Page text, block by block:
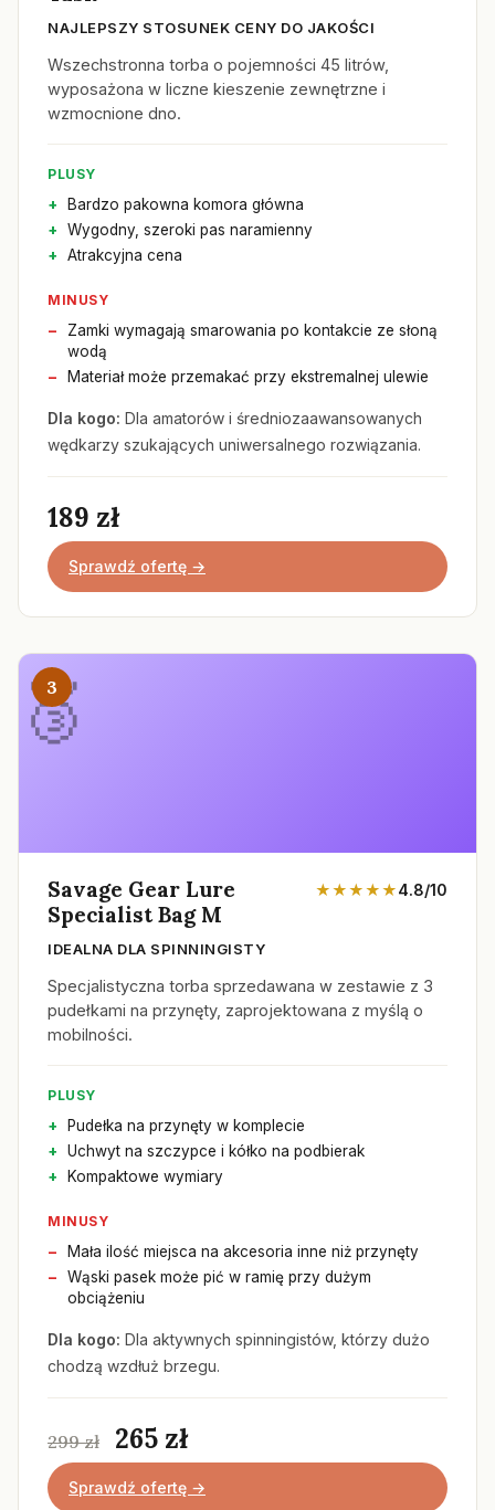
NAJLEPSZY STOSUNEK CENY DO JAKOŚCI
Wszechstronna torba o pojemności 45 litrów,
wyposażona w liczne kieszenie zewnętrzne i
wzmocnione dno.
PLUSY
Bardzo pakowna komora główna
Wygodny, szeroki pas naramienny
Atrakcyjna cena
MINUSY
Zamki wymagają smarowania po kontakcie ze słoną
wodą
Materiał może przemakać przy ekstremalnej ulewie
Dla kogo: Dla amatorów i średniozaawansowanych
wędkarzy szukających uniwersalnego rozwiązania.
189 zł
Sprawdź ofertę →
3
Savage Gear Lure
Specialist Bag M
★★★★★4.8/10
IDEALNA DLA SPINNINGISTY
Specjalistyczna torba sprzedawana w zestawie z 3
pudełkami na przynęty, zaprojektowana z myślą o
mobilności.
PLUSY
Pudełka na przynęty w komplecie
Uchwyt na szczypce i kółko na podbierak
Kompaktowe wymiary
MINUSY
Mała ilość miejsca na akcesoria inne niż przynęty
Wąski pasek może pić w ramię przy dużym
obciążeniu
Dla kogo: Dla aktywnych spinningistów, którzy dużo
chodzą wzdłuż brzegu.
299 zł 265 zł
Sprawdź ofertę →